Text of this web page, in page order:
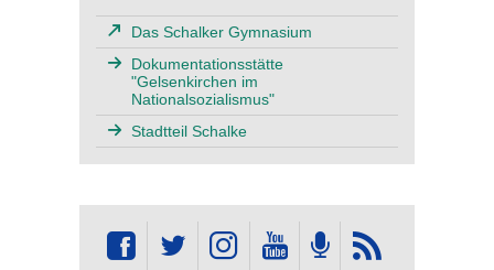
Das Schalker Gymnasium
Dokumentationsstätte
"Gelsenkirchen im
Nationalsozialismus"
Stadtteil Schalke